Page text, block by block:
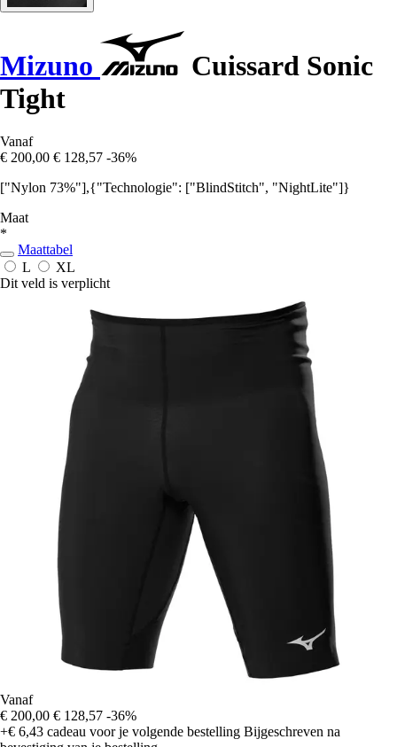
Mizuno
Cuissard Sonic
Tight
Vanaf
€ 200,00 € 128,57 -36%
["Nylon 73%"],{"Technologie": ["BlindStitch", "NightLite"]}
Maat
*
Maattabel
L
XL
Dit veld is verplicht
Vanaf
€ 200,00 € 128,57 -36%
+€ 6,43 cadeau voor je volgende bestelling Bijgeschreven na